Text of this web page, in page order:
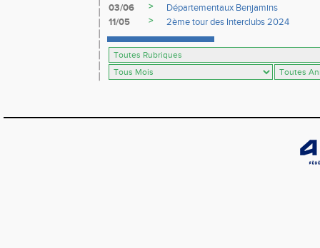
03/06
>
Départementaux Benjamins
11/05
> 2ème tour des Interclubs 2024